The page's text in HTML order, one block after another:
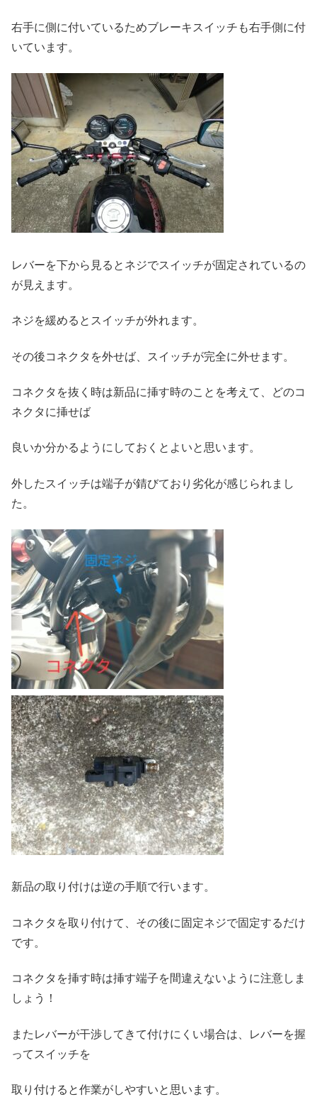
右手に側に付いているためブレーキスイッチも右手側に付
いています。
レバーを下から見るとネジでスイッチが固定されているの
が見えます。
ネジを緩めるとスイッチが外れます。
その後コネクタを外せば、スイッチが完全に外せます。
コネクタを抜く時は新品に挿す時のことを考えて、どのコ
ネクタに挿せば
良いか分かるようにしておくとよいと思います。
外したスイッチは端子が錆びており劣化が感じられまし
た。
新品の取り付けは逆の手順で行います。
コネクタを取り付けて、その後に固定ネジで固定するだけ
です。
コネクタを挿す時は挿す端子を間違えないように注意しま
しょう！
またレバーが干渉してきて付けにくい場合は、レバーを握
ってスイッチを
取り付けると作業がしやすいと思います。